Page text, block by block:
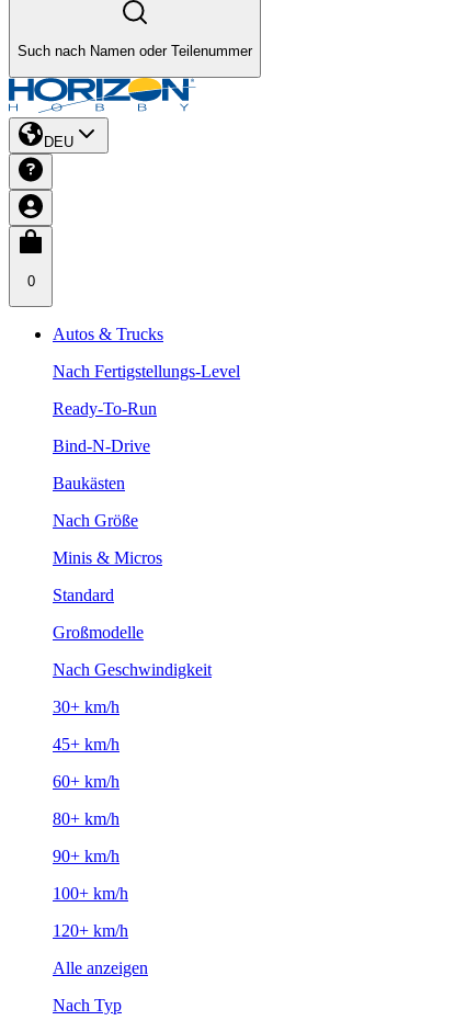
Such nach Namen oder Teilenummer
DEU
0
Autos & Trucks
Nach Fertigstellungs-Level
Ready-To-Run
Bind-N-Drive
Baukästen
Nach Größe
Minis & Micros
Standard
Großmodelle
Nach Geschwindigkeit
30+ km/h
45+ km/h
60+ km/h
80+ km/h
90+ km/h
100+ km/h
120+ km/h
Alle anzeigen
Nach Typ